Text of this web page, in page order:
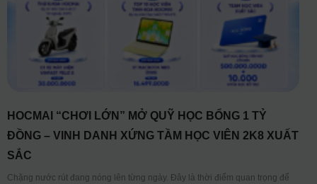
HOCMAI “CHƠI LỚN” MỞ QUỸ HỌC BỔNG 1 TỶ
ĐỒNG – VINH DANH XỨNG TẦM HỌC VIÊN 2K8 XUẤT
SẮC
Chặng nước rút đang nóng lên từng ngày. Đây là thời điểm quan trọng để